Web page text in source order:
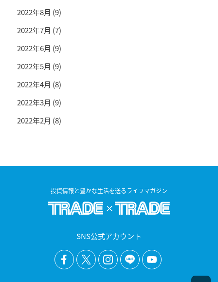
2022年8月 (9)
2022年7月 (7)
2022年6月 (9)
2022年5月 (9)
2022年4月 (8)
2022年3月 (9)
2022年2月 (8)
投資情報と豊かな生活を送るライフマガジン
SNS公式アカウント